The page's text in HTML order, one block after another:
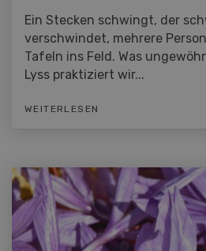
Ein Stecken schwingt, der
verschwindet, mehrere
Tafeln ins Feld. Was
Lyss praktiziert wir...
WEITERLESEN